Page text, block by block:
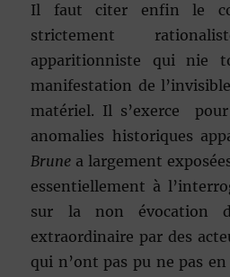
Il faut citer enfin le
strictement
apparitionniste qui nie
manifestation de
matériel. Il s’exerce
anomalies historiques
Brune a largement
essentiellement à
sur la non évocation
extraordinaire par des
qui n’ont pas pu ne pas